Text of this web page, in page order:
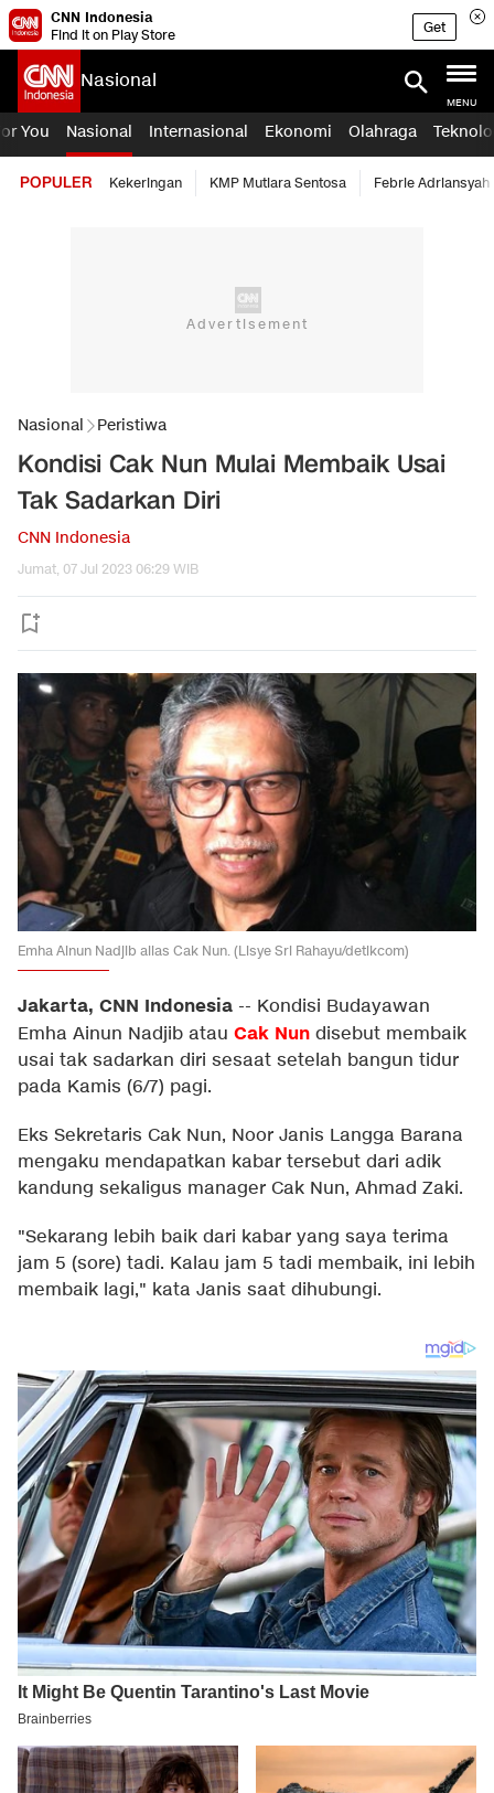
CNN Indonesia
Find it on Play Store
Get
Nasional
MENU
You Nasional Internasional Ekonomi Olahraga
POPULER Kekeringan KMP Mutiara Sentosa Febrie Adriansyah
Nasional Peristiwa
Kondisi Cak Nun Mulai Membaik Usai
Tak Sadarkan Diri
CNN Indonesia
Jumat, 07 Jul 2023 06:29 WIB
Emha Ainun Nadjib alias Cak Nun. (Lisye Sri Rahayu/detikcom)
Jakarta, CNN Indonesia -- Kondisi Budayawan
Emha Ainun Nadjib atau Cak Nun disebut membaik
usai tak sadarkan diri sesaat setelah bangun tidur
pada Kamis (6/7) pagi.
Eks Sekretaris Cak Nun, Noor Janis Langga Barana
mengaku mendapatkan kabar tersebut dari adik
kandung sekaligus manager Cak Nun, Ahmad Zaki.
"Sekarang lebih baik dari kabar yang saya terima
jam 5 (sore) tadi. Kalau jam 5 tadi membaik, ini lebih
membaik lagi," kata Janis saat dihubungi.